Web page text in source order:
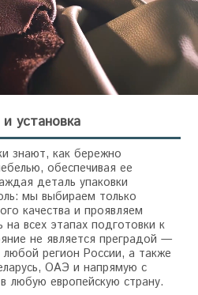
установка
знают, как бережно
обеспечивая ее
деталь упаковки
мы выбираем только
качества и проявляем
на всех этапах подготовки к
не является преградой —
регион России, а также
ОАЭ и напрямую с
любую европейскую страну.